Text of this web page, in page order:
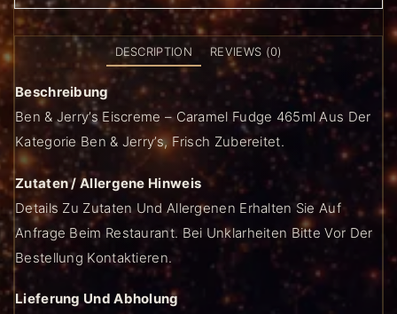
DESCRIPTION REVIEWS (0)
Beschreibung
Ben & Jerry’s Eiscreme – Caramel Fudge 465ml Aus Der
Kategorie Ben & Jerry’s, Frisch Zubereitet.
Zutaten / Allergene Hinweis
Details Zu Zutaten Und Allergenen Erhalten Sie Auf
Anfrage Beim Restaurant. Bei Unklarheiten Bitte Vor Der
Bestellung Kontaktieren.
Lieferung Und Abholung